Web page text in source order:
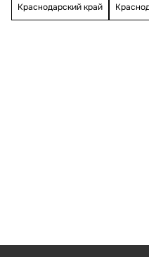
Краснодарский край